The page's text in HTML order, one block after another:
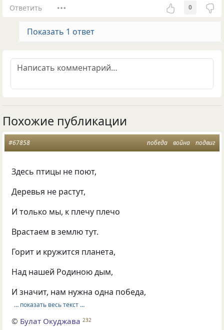
Ответить 0
Показать 1 ответ
Похожие публикации
победа война подвиг
#67858
Здесь птицы не поют,
Деревья не растут,
И только мы, к плечу плечо
Врастаем в землю тут.
Горит и кружится планета,
Над нашей Родиною дым,
И значит, нам нужна одна победа,
… показать весь текст …
© Булат Окуджава 232